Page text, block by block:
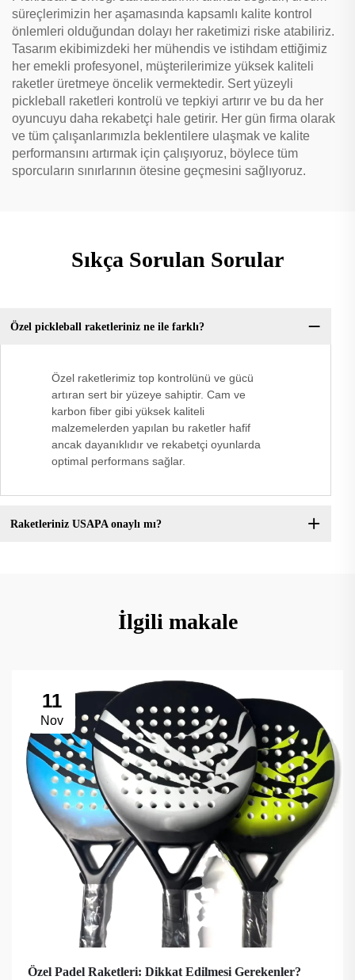
süreçlerimizin her aşamasında kapsamlı kalite kontrol
önlemleri olduğundan dolayı her raketimizi riske atabiliriz.
Tasarım ekibimizdeki her mühendis ve istihdam ettiğimiz
her emekli profesyonel, müşterilerimize yüksek kaliteli
raketler üretmeye öncelik vermektedir. Sert yüzeyli
pickleball raketleri kontrolü ve tepkiyi artırır ve bu da her
oyuncuyu daha rekabetçi hale getirir. Her gün firma olarak
ve tüm çalışanlarımızla beklentilere ulaşmak ve kalite
performansını artırmak için çalışıyoruz, böylece tüm
sporcuların sınırlarının ötesine geçmesini sağlıyoruz.
Sıkça Sorulan Sorular
Özel pickleball raketleriniz ne ile farklı?
Özel raketlerimiz top kontrolünü ve gücü
artıran sert bir yüzeye sahiptir. Cam ve
karbon fiber gibi yüksek kaliteli
malzemelerden yapılan bu raketler hafif
ancak dayanıklıdır ve rekabetçi oyunlarda
optimal performans sağlar.
Raketleriniz USAPA onaylı mı?
İlgili makale
11
Nov
Özel Padel Raketleri: Dikkat Edilmesi Gerekenler?